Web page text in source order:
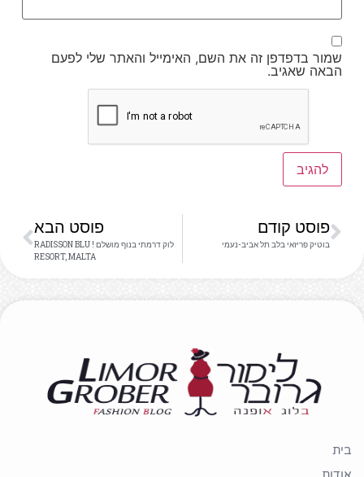
שמור בדפדפן זה את השם, האימייל והאתר שלי לפעם
הבאה שאגיב.
פוסט קודם
בוטיק פריזאי בלב תל אביב-נעמי
פוסט הבא
לוק דרמתי בנוף מושלם ! RADISSON BLU
RESORT, MALTA
בית